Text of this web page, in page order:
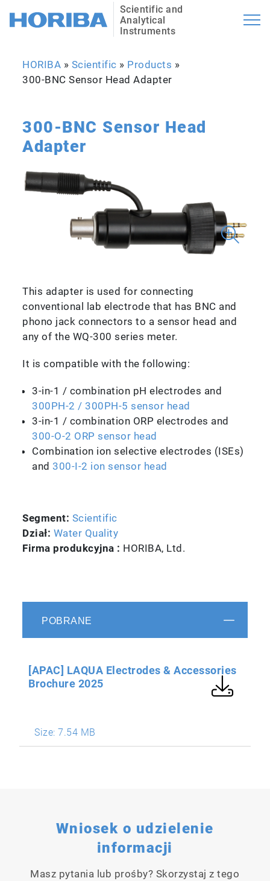
Scientific and
Analytical
Instruments
HORIBA » Scientific » Products »
300-BNC Sensor Head Adapter
300-BNC Sensor Head
Adapter
This adapter is used for connecting
conventional lab electrode that has BNC and
phono jack connectors to a sensor head and
any of the WQ-300 series meter.
It is compatible with the following:
3-in-1 / combination pH electrodes and
300PH-2 / 300PH-5 sensor head
3-in-1 / combination ORP electrodes and
300-O-2 ORP sensor head
Combination ion selective electrodes (ISEs)
and 300-I-2 ion sensor head
Segment: Scientific
Dział: Water Quality
Firma produkcyjna : HORIBA, Ltd.
POBRANE
Size:7.54 MB
[APAC] LAQUA Electrodes & Accessories
Brochure 2025
Wniosek o udzielenie
informacji
Masz pytania lub prośby? Skorzystaj z tego